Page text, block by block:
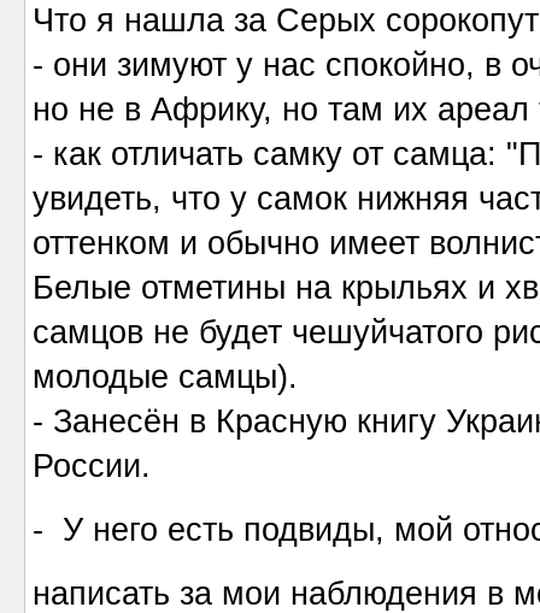
Что я нашла за Серых
- они зимуют у нас спокойно, в
но не в Африку, но там их
- как отличать самку от самца:
увидеть, что у самок нижняя
оттенком и обычно имеет
Белые отметины на крыльях и
самцов не будет чешуйчатого
молодые самцы).
- Занесён в Красную книгу
России.
- У него есть подвиды, мой
написать за мои наблюдения в